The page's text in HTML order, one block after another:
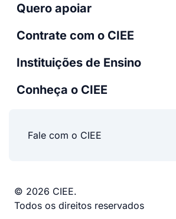
Quero apoiar
Contrate com o CIEE
Instituições de Ensino
Conheça o CIEE
Fale com o CIEE
© 2026 CIEE.
Todos os direitos reservados